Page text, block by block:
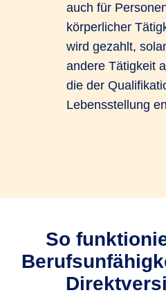
auch für
körperlicher
wird gezahlt,
andere Tätigkeit
die der
Lebensstellung
So